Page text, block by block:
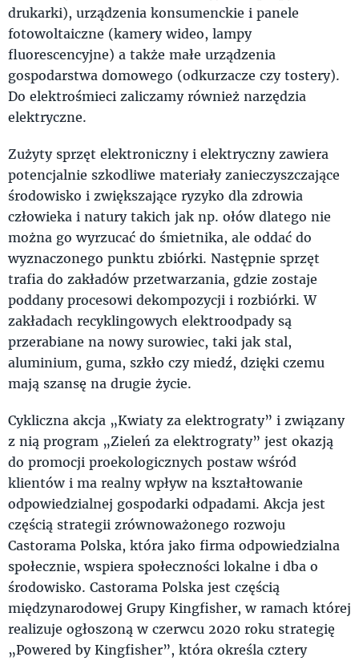
drukarki), urządzenia konsumenckie i panele
fotowoltaiczne (kamery wideo, lampy
fluorescencyjne) a także małe urządzenia
gospodarstwa domowego (odkurzacze czy tostery).
Do elektrośmieci zaliczamy również narzędzia
elektryczne.
Zużyty sprzęt elektroniczny i elektryczny zawiera
potencjalnie szkodliwe materiały zanieczyszczające
środowisko i zwiększające ryzyko dla zdrowia
człowieka i natury takich jak np. ołów dlatego nie
można go wyrzucać do śmietnika, ale oddać do
wyznaczonego punktu zbiórki. Następnie sprzęt
trafia do zakładów przetwarzania, gdzie zostaje
poddany procesowi dekompozycji i rozbiórki. W
zakładach recyklingowych elektroodpady są
przerabiane na nowy surowiec, taki jak stal,
aluminium, guma, szkło czy miedź, dzięki czemu
mają szansę na drugie życie.
Cykliczna akcja „Kwiaty za elektrograty” i związany
z nią program „Zieleń za elektrograty” jest okazją
do promocji proekologicznych postaw wśród
klientów i ma realny wpływ na kształtowanie
odpowiedzialnej gospodarki odpadami. Akcja jest
częścią strategii zrównoważonego rozwoju
Castorama Polska, która jako firma odpowiedzialna
społecznie, wspiera społeczności lokalne i dba o
środowisko. Castorama Polska jest częścią
międzynarodowej Grupy Kingfisher, w ramach której
realizuje ogłoszoną w czerwcu 2020 roku strategię
„Powered by Kingfisher”, która określa cztery